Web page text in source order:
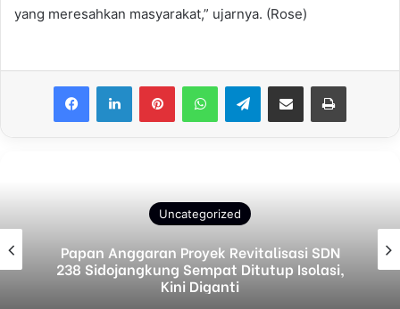
yang meresahkan masyarakat,” ujarnya. (Rose)
Telegram
Uncategorized
Papan Anggaran Proyek Revitalisasi SDN
238 Sidojangkung Sempat Ditutup Isolasi,
Kini Diganti